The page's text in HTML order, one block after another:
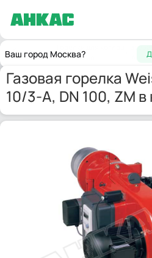
Ваш город Москва?
Главнаяотопления
DN
Газовая горелка
10/3-A, DN 100, ZM